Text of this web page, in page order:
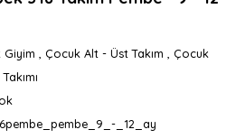
Giyim Çocuk Alt - Üst Takım
Çocuk
_12_ay